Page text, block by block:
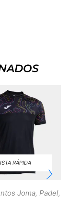
RÁPIDA
Joma,Padel,